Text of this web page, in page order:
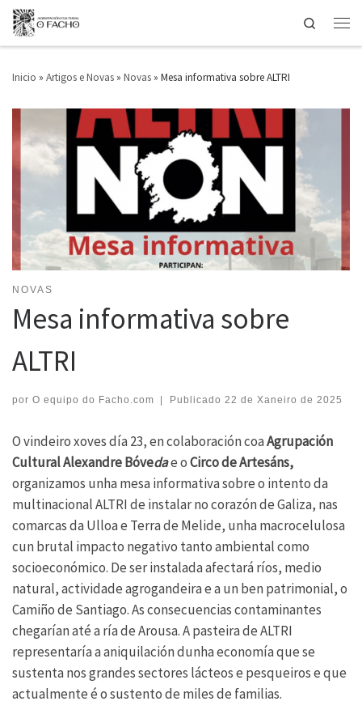
Saltar ao contido
Search
Inicio » Artigos e Novas » Novas » Mesa informativa sobre ALTRI
NOVAS
Mesa informativa sobre
ALTRI
por O equipo do Facho.com Publicado 22 de Xaneiro de 2025
O vindeiro xoves día 23, en colaboración coaAgrupación
Cultural Alexandre Bóvedae oCirco de Artesáns,
organizamos unha mesa informativa sobre o intento da
multinacional ALTRI de instalar no corazón de Galiza, nas
comarcas da Ulloa e Terra de Melide, unha macrocelulosa
cun brutal impacto negativo tanto ambiental como
socioeconómico. De ser instalada afectará ríos, medio
natural, actividade agrogandeira e a un ben patrimonial, o
Camiño de Santiago. As consecuencias contaminantes
chegarían até a ría de Arousa. A pasteira de ALTRI
representaría a aniquilación dunha economía que se
sustenta nos grandes sectores lácteos e pesqueiros e que
actualmente é o sustento de miles de familias.